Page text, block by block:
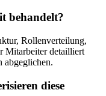
behandelt?
Rollenverteilung,
Mitarbeiter detailliert
abgeglichen.
diese